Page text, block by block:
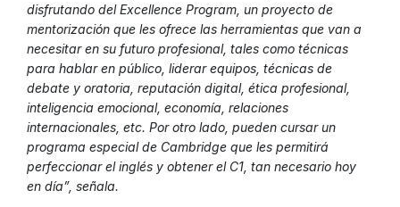
disfrutando del Excellence Program, un proyecto de
mentorización que les ofrece las herramientas que van a
necesitar en su futuro profesional, tales como técnicas
para hablar en público, liderar equipos, técnicas de
debate y oratoria, reputación digital, ética profesional,
inteligencia emocional, economía, relaciones
internacionales, etc. Por otro lado, pueden cursar un
programa especial de Cambridge que les permitirá
perfeccionar el inglés y obtener el C1, tan necesario hoy
en día”, señala.